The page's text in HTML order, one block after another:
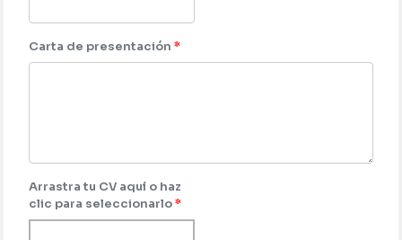
Carta de presentación *
Arrastra tu CV aquí o haz
clic para seleccionarlo*